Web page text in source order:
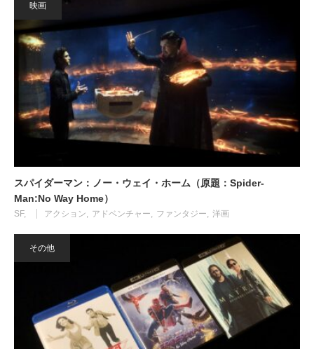
映画
スパイダーマン：ノー・ウェイ・ホーム（原題：Spider-
Man:No Way Home）
SF アクション アドベンチャー ファンタジー 洋画
その他